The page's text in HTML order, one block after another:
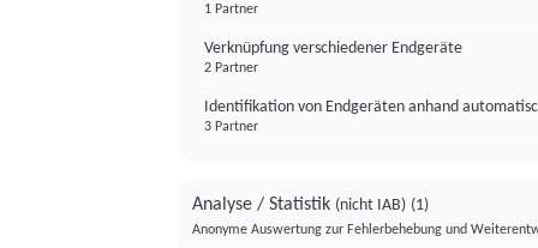
1 Partner
Verknüpfung verschiedener Endgeräte
2 Partner
Identifikation von Endgeräten anhand
3 Partner
Analyse / Statistik (nicht IAB) (1)
Anonyme Auswertung zur Fehlerbehebung und